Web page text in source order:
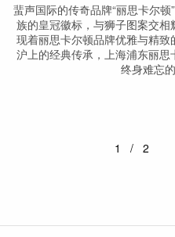
蜚声国际的传奇品牌“丽思卡尔
族的皇冠徽标，与狮子图案交
现着丽思卡尔顿品牌优雅与精
沪上的经典传承，上海浦东丽
终身难忘
1/2